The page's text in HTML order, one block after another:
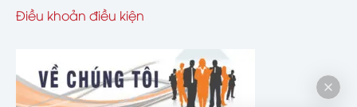
Điều khoản điều kiện